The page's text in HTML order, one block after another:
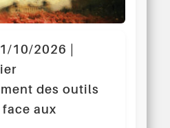
10/2026 |
des outils
aux